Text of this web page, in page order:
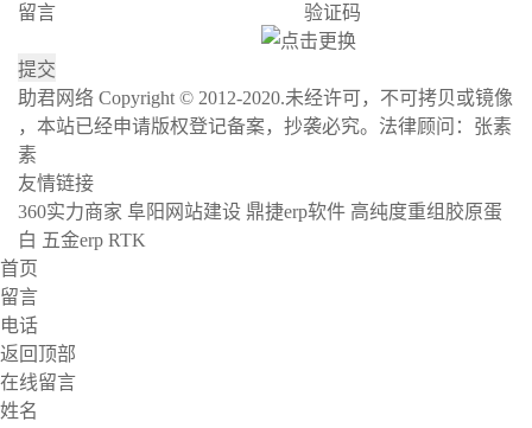
留言
验证码
助君网络 Copyright © 2012-2020.未经许可，不可拷贝或镜像
，本站已经申请版权登记备案，抄袭必究。法律顾问：张素
素
友情链接
360实力商家 阜阳网站建设 鼎捷erp软件 高纯度重组胶原蛋
白 五金erp RTK
首页
留言
电话
返回顶部
在线留言
姓名